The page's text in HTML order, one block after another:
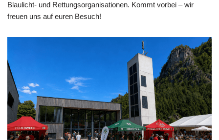
Blaulicht- und Rettungsorganisationen. Kommt vorbei – wir
freuen uns auf euren Besuch!